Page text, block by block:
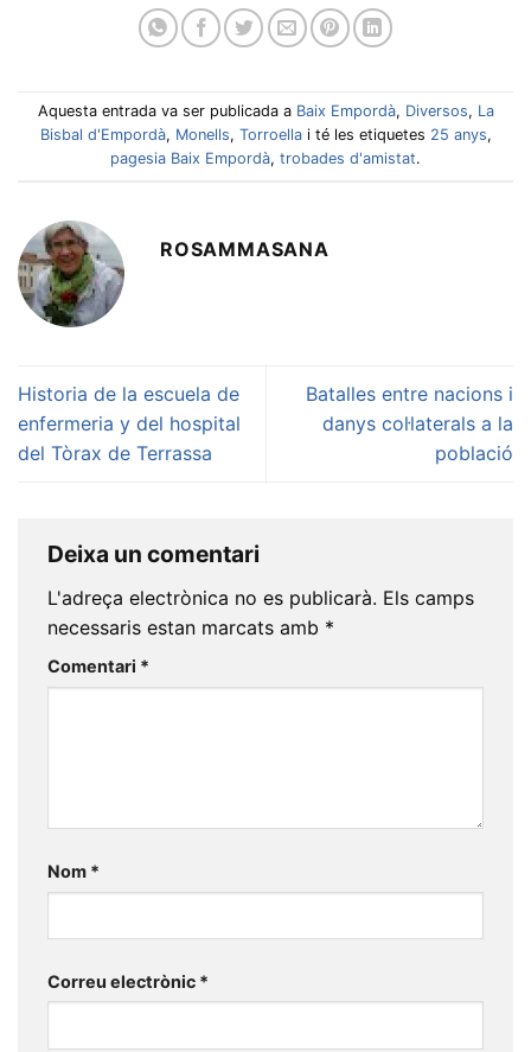
Aquesta entrada va ser publicada a Baix Empordà, Diversos, La
Bisbal d'Empordà, Monells, Torroellai té les etiquetes 25 anys,
pagesia Baix Empordà, trobades d'amistat.
ROSAMMASANA
Historia de la escuela de
enfermeria y del hospital
del Tòrax de Terrassa
Batalles entre nacions i
danys col·laterals a la
població
Deixa un comentari
L'adreça electrònica no es publicarà. Els camps
necessaris estan marcats amb *
Comentari *
Nom *
Correu electrònic *